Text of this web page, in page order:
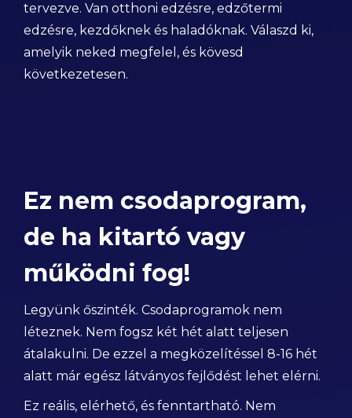
tervezve. Van otthoni edzésre, edzőtermi
edzésre, kezdőknek és haladóknak. Válaszd ki,
amelyik neked megfelel, és kövesd
következetesen.
Ez nem csodaprogram,
de ha kitartó vagy
működni fog!
Legyünk őszinték. Csodaprogramok nem
léteznek. Nem fogsz két hét alatt teljesen
átalakulni. De ezzel a megközelítéssel 8-16 hét
alatt már egész látványos fejlődést lehet elérni.
Ez reális, elérhető, és fenntartható. Nem